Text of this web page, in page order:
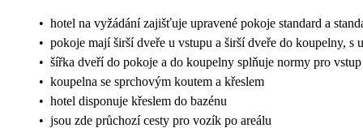
• hotel na vyžádání zajišťuje upravené pokoje standard a
• pokoje mají širší dveře u vstupu a širší dveře do koupelny,
• šířka dveří do pokoje a do koupelny splňuje normy pro
• koupelna se sprchovým koutem a křeslem
• hotel disponuje křeslem do bazénu
• jsou zde průchozí cesty pro vozík po areálu